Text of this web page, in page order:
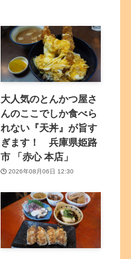
大人気のとんかつ屋さ
んのここでしか食べら
れない『天丼』が旨す
ぎます！ 兵庫県姫路
市 「赤心 本店」
2026年08月06日 12:30